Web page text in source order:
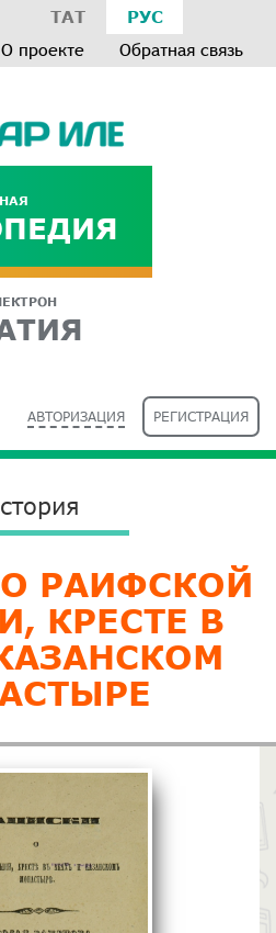
ТАТ РУС
О проекте Обратная связь
АВТОРИЗАЦИЯ РЕГИСТРАЦИЯ
РАИФСКОЙ
КРЕСТЕ В